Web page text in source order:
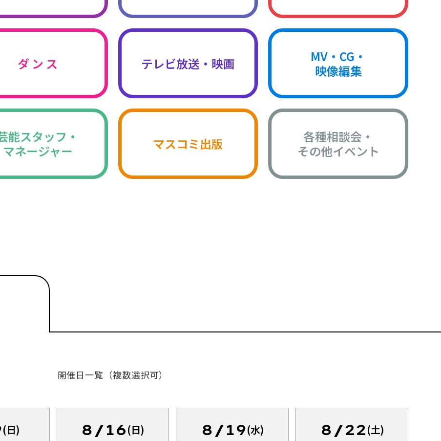
ダ ン ス テレビ放送・映画
MV・CG・
映像編集
能スタッフ・
マネージャー
マスコミ出版
各種相談会・
その他イベント
開催日一覧（複数選択可）
(日) 8/16(日) 8/19(水) 8/22(土)